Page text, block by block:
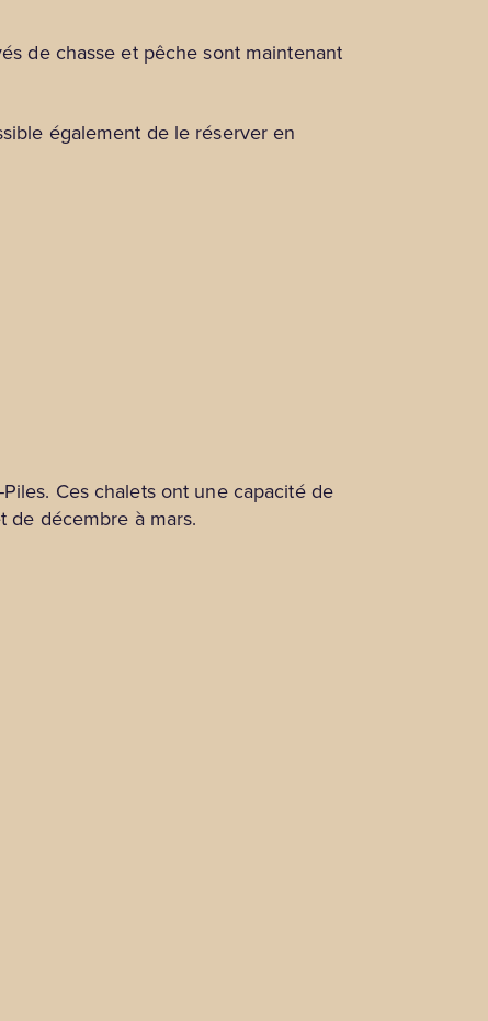
de chasse et pêche sont maintenant
également de le réserver en
Ces chalets ont une capacité de
de décembre à mars.